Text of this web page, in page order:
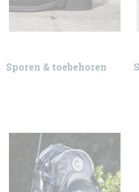
Sporen & toebehoren